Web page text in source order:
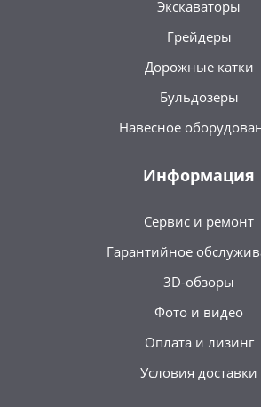
Экскаваторы
Грейдеры
Дорожные катки
Бульдозеры
Навесное
Информация
Сервис и ремонт
Гарантийное
3D-обзоры
Фото и видео
Оплата и лизинг
Условия доставки